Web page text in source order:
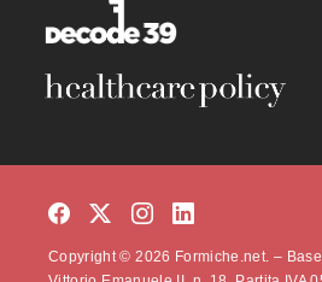
Copyright © 2026 Formiche.net. –